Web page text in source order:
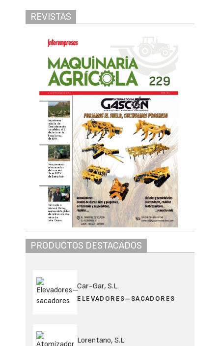
REVISTAS
PRODUCTOS DESTACADOS
Car-Gar, S.L.
ELEVADORES–SACADORES
Lorentano, S.L.